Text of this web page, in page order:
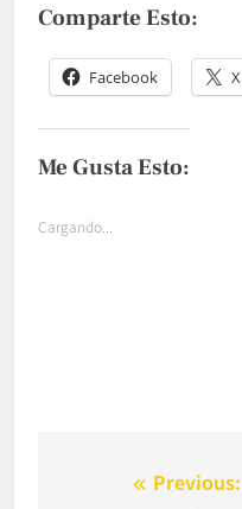
Comparte Esto:
Facebook X
Me Gusta Esto:
Cargando...
Navegación
Previous: